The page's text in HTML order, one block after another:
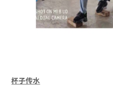
杯子传水